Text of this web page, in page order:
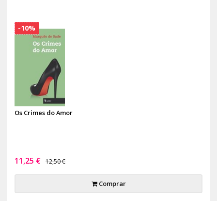
Os Crimes do Amor
11,25 € 12,50 €
Comprar
-10%